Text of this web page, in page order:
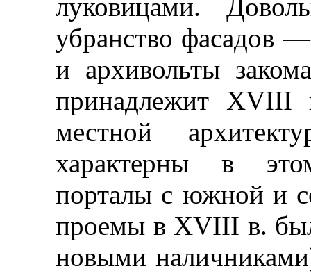
луковицами.
убранство фасадов
и архивольты
принадлежит XVIII
местной
характерны в
порталы с южной и
проемы в XVIII в.
новыми